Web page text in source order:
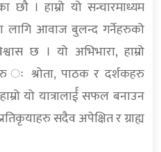
। हाम्रो यो सन्चारमाध्यम
लागि आवाज बुलन्द गर्नेहरुको
छ । यो अभिभारा, हाम्रो
ः श्रोता, पाठक र दर्शकहरु
यो यात्रालार्ई सफल बनाउन
सदैव अपेक्षित र ग्राह्य